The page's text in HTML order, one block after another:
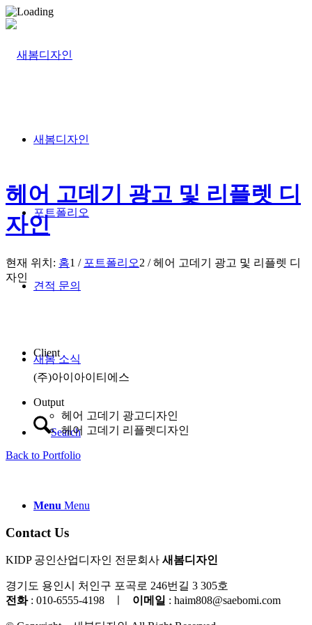
새봄디자인
포트폴리오
견적 문의
새봄 소식
Search
Menu Menu
헤어 고데기 광고 및 리플렛 디
자인
현재 위치: 홈1 / 포트폴리오2 / 헤어 고데기 광고 및 리플렛 디
자인
Client
(주)아이아이티에스
Output
헤어 고데기 광고디자인
헤어 고데기 리플렛디자인
Back to Portfolio
Contact Us
KIDP 공인산업디자인 전문회사 새봄디자인
경기도 용인시 처인구 포곡로 246번길 3 305호
전화: 010-6555-4198 이메일 : haim808@saebomi.com